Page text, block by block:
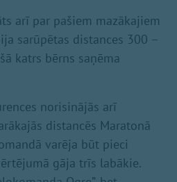
arī par pašiem mazākajiem
sarūpētas distances 300 –
katrs bērns saņēma
norisinājās arī
distancēs Maratonā
varēja būt pieci
gāja trīs labākie.